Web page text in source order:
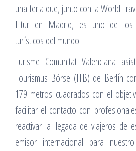
una feria que, junto con la World
Fitur en Madrid, es uno de los
turísticos del mundo.
Turisme Comunitat Valenciana
Tourismus Börse (ITB) de Berlín
179 metros cuadrados con el
facilitar el contacto con
reactivar la llegada de viajeros de
emisor internacional para